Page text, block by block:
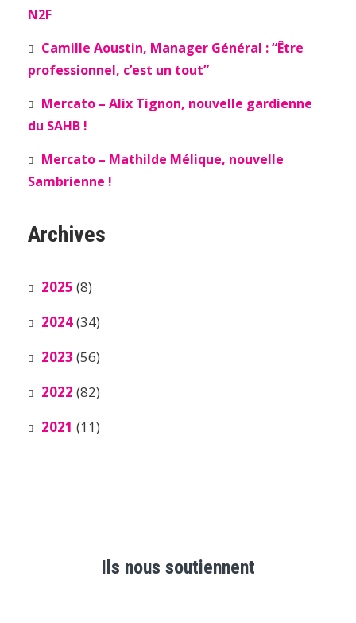
N2F
Camille Aoustin, Manager Général : “Être
professionnel, c’est un tout”
Mercato – Alix Tignon, nouvelle gardienne
du SAHB !
Mercato – Mathilde Mélique, nouvelle
Sambrienne !
Archives
2025 (8)
2024(34)
2023 (56)
2022 (82)
2021 (11)
Ils nous soutiennent